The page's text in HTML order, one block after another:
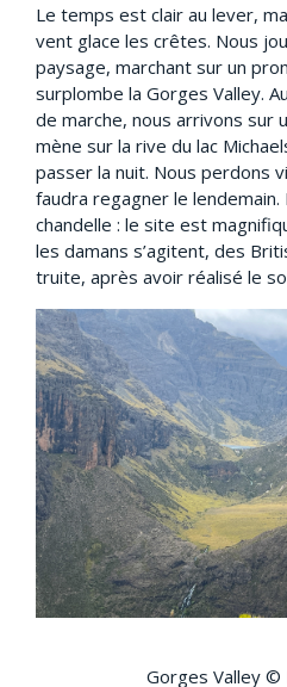
Le temps est clair au lever,
vent glace les crêtes. Nous
paysage, marchant sur un
surplombe la Gorges Valley.
de marche, nous arrivons sur
mène sur la rive du lac
passer la nuit. Nous perdons
faudra regagner le lendemain.
chandelle : le site est
les damans s’agitent, des
truite, après avoir réalisé le
Gorges Valley ©